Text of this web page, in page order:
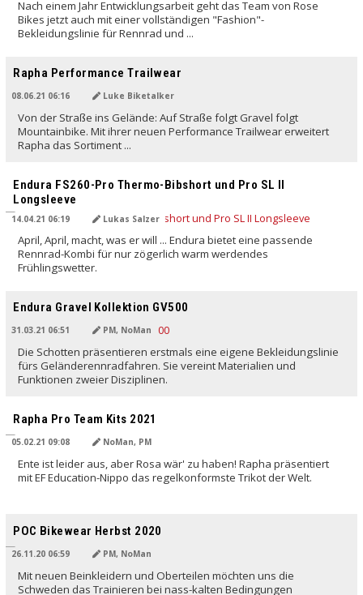
Nach einem Jahr Entwicklungsarbeit geht das Team von Rose
Bikes jetzt auch mit einer vollständigen "Fashion"-
Bekleidungslinie für Rennrad und ...
Rapha Performance Trailwear
08.06.21 06:16 Luke Biketalker
Von der Straße ins Gelände: Auf Straße folgt Gravel folgt
Mountainbike. Mit ihrer neuen Performance Trailwear erweitert
Rapha das Sortiment ...
Endura FS260-Pro Thermo-Bibshort und Pro SL II
Longsleeve
14.04.21 06:19 Lukas Salzer
April, April, macht, was er will ... Endura bietet eine passende
Rennrad-Kombi für nur zögerlich warm werdendes
Frühlingswetter.
Endura Gravel Kollektion GV500
31.03.21 06:51 PM, NoMan
Die Schotten präsentieren erstmals eine eigene Bekleidungslinie
fürs Geländerennradfahren. Sie vereint Materialien und
Funktionen zweier Disziplinen.
Rapha Pro Team Kits 2021
05.02.21 09:08 NoMan, PM
Ente ist leider aus, aber Rosa wär' zu haben! Rapha präsentiert
mit EF Education-Nippo das regelkonformste Trikot der Welt.
POC Bikewear Herbst 2020
26.11.20 06:59 PM, NoMan
Mit neuen Beinkleidern und Oberteilen möchten uns die
Schweden das Trainieren bei nass-kalten Bedingungen